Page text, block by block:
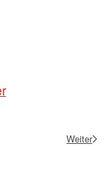
Weiter